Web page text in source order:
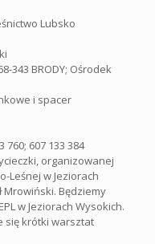
Lubsko
343 BRODY; Ośrodek
i spacer
760; 607 133 384
organizowanej
Leśnej w Jeziorach
Będziemy
w Jeziorach Wysokich.
się krótki warsztat